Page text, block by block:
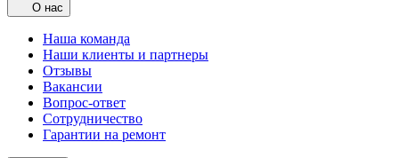
О нас
Наша команда
Наши клиенты и партнеры
Отзывы
Вакансии
Вопрос-ответ
Сотрудничество
Гарантии на ремонт